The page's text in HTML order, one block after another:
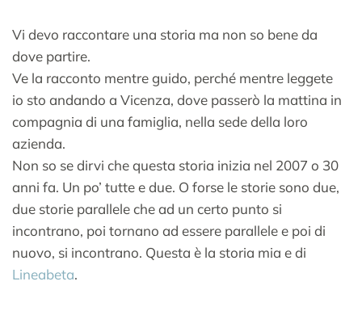
Vi devo raccontare una storia ma non so bene da
dove partire.
Ve la racconto mentre guido, perché mentre leggete
io sto andando a Vicenza, dove passerò la mattina in
compagnia di una famiglia, nella sede della loro
azienda.
Non so se dirvi che questa storia inizia nel 2007 o 30
anni fa. Un po’ tutte e due. O forse le storie sono due,
due storie parallele che ad un certo punto si
incontrano, poi tornano ad essere parallele e poi di
nuovo, si incontrano. Questa è la storia mia e di
Lineabeta.